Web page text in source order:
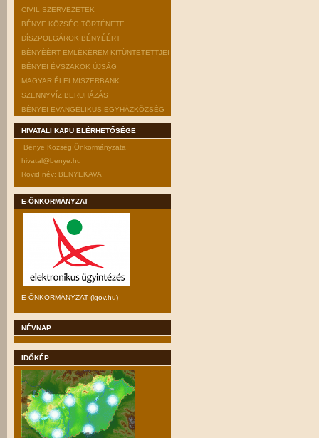
CIVIL SZERVEZETEK
BÉNYE KÖZSÉG TÖRTÉNETE
DÍSZPOLGÁROK BÉNYÉÉRT
BÉNYÉÉRT EMLÉKÉREM KITÜNTETETTJEI
BÉNYEI ÉVSZAKOK ÚJSÁG
MAGYAR ÉLELMISZERBANK
SZENNYVÍZ BERUHÁZÁS
BÉNYEI EVANGÉLIKUS EGYHÁZKÖZSÉG
HIVATALI KAPU ELÉRHETŐSÉGE
Bénye Község Önkormányzata
hivatal@benye.hu
Rövid név: BENYEKAVA
E-ÖNKORMÁNYZAT
E-ÖNKORMÁNYZAT (lgov.hu)
NÉVNAP
IDŐKÉP